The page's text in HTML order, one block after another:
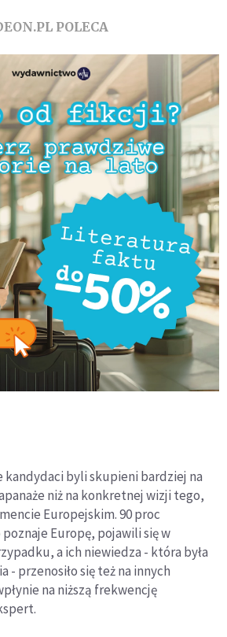
POLECA
kandydaci byli skupieni bardziej na
niż na konkretnej wizji tego,
Europejskim. 90 proc
Europę, pojawili się w
a ich niewiedza - która była
- przenosiło się też na innych
na niższą frekwencję